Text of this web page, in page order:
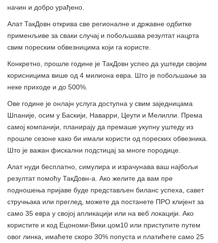
начин и добро урађено.
Алат ТакДовн открива све регионалне и државне одбитке
применљиве за сваки случај и побољшава резултат нацрта
свим пореским обвезницима који га користе.
Конкретно, прошле године је ТакДовн успео да уштеди својим
корисницима више од 4 милиона евра. Што је побољшање за
неке приходе и до 500%.
Ове године је онлајн услуга доступна у свим заједницама
Шпаније, осим у Баскији, Наварри, Цеути и Мелилли. Према
самој компанији, планирају да премаше укупну уштеду из
прошле сезоне како би имали користи од пореских обвезника.
Што је важан фискални подстицај за многе породице.
Алат нуди бесплатно, симулира и израчунава ваш најбољи
резултат помоћу ТакДовн-а. Ако желите да вам пре
подношења пријаве буде представљен биланс успеха, савет
стручњака или преглед, можете да постанете ПРО клијент за
само 35 евра у својој апликацији или на веб локацији. Ако
користите и код Ецономи-Вики.цом10 или приступите путем
овог линка, имаћете скоро 30% попуста и платићете само 25